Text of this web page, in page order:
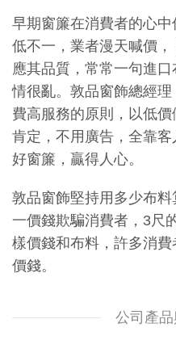
早期窗簾在消費者的心
低不一，業者漫天喊價
應其品質，常常一句進
情很亂。敦品窗飾總經
費高服務的原則，以低
肯定，不用廣告，全靠
好窗簾，贏得人心。
敦品窗飾堅持用多少布
一價錢欺騙消費者，3尺
樣價錢和布料，許多消
價錢。
公司產